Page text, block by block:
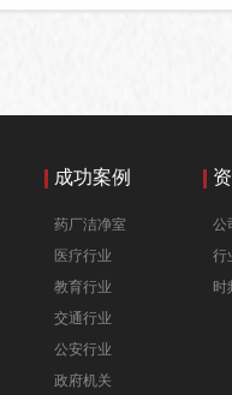
成功案例
药厂洁净室
医疗行业
教育行业
交通行业
公安行业
政府机关
公
行
时